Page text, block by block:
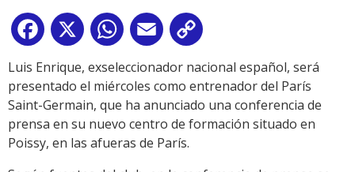
Facebook
X WhatsApp
Email
Link
Luis Enrique, exseleccionador nacional español, será
presentado el miércoles como entrenador del París
Saint-Germain, que ha anunciado una conferencia de
prensa en su nuevo centro de formación situado en
Poissy, en las afueras de París.